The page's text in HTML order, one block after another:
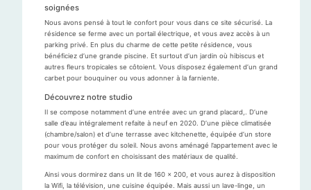
soignées
Nous avons pensé à tout le confort pour vous dans ce site sécurisé. La
résidence se ferme avec un portail électrique, et vous avez accès à un
parking privé. En plus du charme de cette petite résidence, vous
bénéficiez d’une grande piscine. Et surtout d’un jardin où hibiscus et
autres fleurs tropicales se côtoient. Vous disposez également d’un grand
carbet pour bouquiner ou vous adonner à la farniente.
Découvrez notre studio
Il se compose notamment d’une entrée avec un grand placard,. D’une
salle d’eau intégralement refaite à neuf en 2020. D’une pièce climatisée
(chambre/salon) et d’une terrasse avec kitchenette, équipée d’un store
pour vous protéger du soleil. Nous avons aménagé l’appartement avec le
maximum de confort en choisissant des matériaux de qualité.
Ainsi vous dormirez dans un lit de 160 x 200, et vous aurez à disposition
la Wifi, la télévision, une cuisine équipée. Mais aussi un lave-linge, un